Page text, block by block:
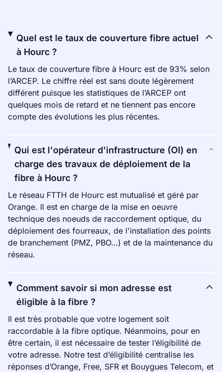
Quel est le taux de couverture fibre actuel
à Hourc ?
Le taux de couverture fibre à Hourc est de 93% selon
l’ARCEP. Le chiffre réel est sans doute légèrement
différent puisque les statistiques de l’ARCEP ont
quelques mois de retard et ne tiennent pas encore
compte des évolutions les plus récentes.
Qui est l'opérateur d'infrastructure (OI) en
charge des travaux de déploiement de la
fibre à Hourc ?
Le réseau FTTH de Hourc est mutualisé et géré par
Orange. Il est en charge de la mise en oeuvre
technique des noeuds de raccordement optique, du
déploiement des fourreaux, de l'installation des points
de branchement (PMZ, PBO…) et de la maintenance du
réseau.
Comment savoir si mon adresse est
éligible à la fibre ?
Il est très probable que votre logement soit
raccordable à la fibre optique. Néanmoins, pour en
être certain, il est nécessaire de tester l’éligibilité de
votre adresse. Notre test d’éligibilité centralise les
réponses d’Orange, Free, SFR et Bouygues Telecom, et